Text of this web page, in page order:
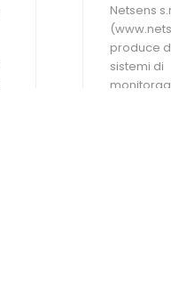
Netsens
produce
sistemi di